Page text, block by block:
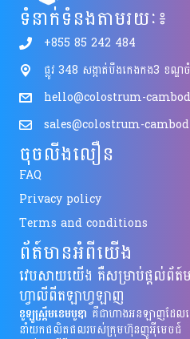
ទំនាក់ទំនងតាមរយៈ៖
+855 85 242 484
ផ្លូវ 348 សង្កាត់បឹងកេងកង3 ខណ្ឌ
hello@colostrum-
sales@colostrum-
ចុចលីងលឿន
FAQ
Privacy policy
Terms and conditions
ព័ត៍មានអំពីយើង
វេបសាយយើង គឺសម្រាប់ផ្តល់ព័
ហ្វាលីពីតឡាហ្វឡាញ
ខូឡូស្រ្តឹមខេមបូឌា គឺជាហាងអនឡាញដែលផ្
នាំយកផលិតផលរបស់ក្រុមហ៊ុនញូអុីមេចជ៍